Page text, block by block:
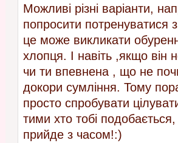
Можливі різні варіанти,
попросити потренуватися
це може викликати
хлопця. І навіть ,якщо він
чи ти впевнена , що не
докори сумління. Тому
просто спробувати
тими хто тобі
прийде з часом!:)